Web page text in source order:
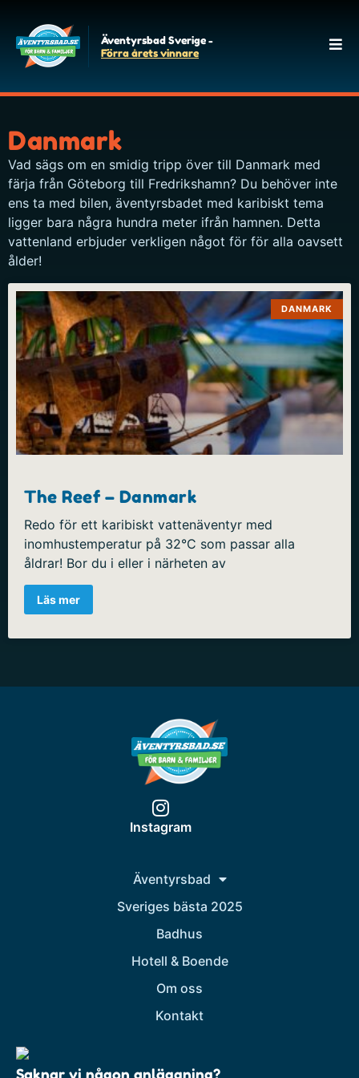
Äventyrsbad Sverige -
Förra årets vinnare
Danmark
Vad sägs om en smidig tripp över till Danmark med
färja från Göteborg till Fredrikshamn? Du behöver inte
ens ta med bilen, äventyrsbadet med karibiskt tema
ligger bara några hundra meter ifrån hamnen. Detta
vattenland erbjuder verkligen något för för alla oavsett
ålder!
DANMARK
The Reef – Danmark
Redo för ett karibiskt vattenäventyr med
inomhustemperatur på 32°C som passar alla
åldrar! Bor du i eller i närheten av
Läs mer
Instagram
Äventyrsbad
Sveriges bästa 2025
Badhus
Hotell & Boende
Om oss
Kontakt